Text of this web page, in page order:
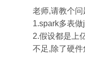
老师,请教个问
1.spark多表
2.假设都是上
不足,除了硬